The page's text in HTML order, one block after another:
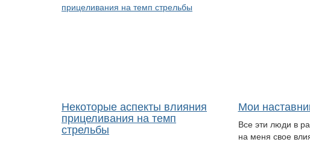
Некоторые аспекты влияния
прицеливания на темп
стрельбы
Мои
Все эти люди в
на меня свое